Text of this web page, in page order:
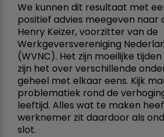
We kunnen dit resultaat met
positief advies meegeven naar
Henry Keizer, voorzitter van de
Werkgeversvereniging
(WVNC). Het zijn moeilijke
zijn het over verschillende
geheel met elkaar eens. Kijk
problematiek rond de
leeftijd. Alles wat te maken
werknemer zit daardoor als
slot.